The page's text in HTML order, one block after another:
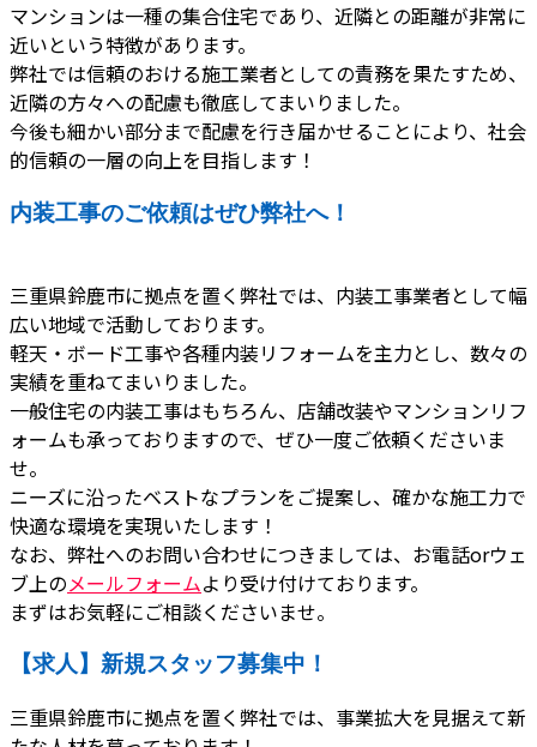
マンションは一種の集合住宅であり、近隣との距離が非常に
近いという特徴があります。
弊社では信頼のおける施工業者としての責務を果たすため、
近隣の方々への配慮も徹底してまいりました。
今後も細かい部分まで配慮を行き届かせることにより、社会
的信頼の一層の向上を目指します！
内装工事のご依頼はぜひ弊社へ！
三重県鈴鹿市に拠点を置く弊社では、内装工事業者として幅
広い地域で活動しております。
軽天・ボード工事や各種内装リフォームを主力とし、数々の
実績を重ねてまいりました。
一般住宅の内装工事はもちろん、店舗改装やマンションリフ
ォームも承っておりますので、ぜひ一度ご依頼くださいま
せ。
ニーズに沿ったベストなプランをご提案し、確かな施工力で
快適な環境を実現いたします！
なお、弊社へのお問い合わせにつきましては、お電話orウェ
ブ上のメールフォームより受け付けております。
まずはお気軽にご相談くださいませ。
【求人】新規スタッフ募集中！
三重県鈴鹿市に拠点を置く弊社では、事業拡大を見据えて新